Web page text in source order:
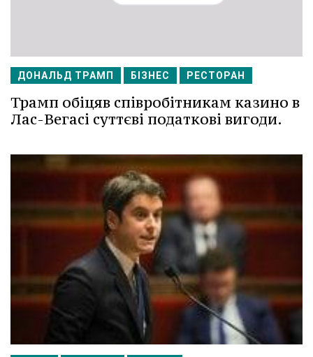
ДОНАЛЬД ТРАМП БІЗНЕС РЕСТОРАН
Трамп обіцяв співробітникам казино в
Лас-Вегасі суттєві податкові вигоди.